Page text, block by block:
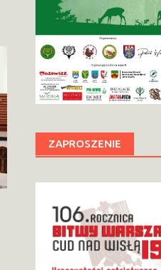
ZAPROSZENIE